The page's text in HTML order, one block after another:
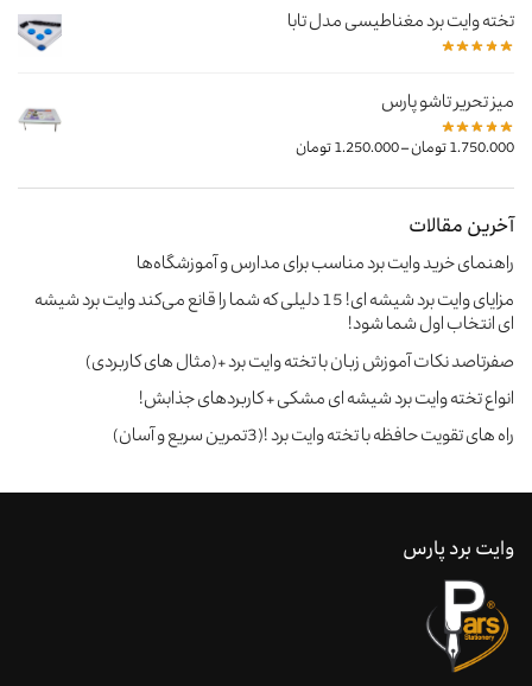
تخته وایت برد مغناطیسی مدل تابا
میز تحریر تاشو پارس
1.750.000تومان–
1.250.000تومان
آخرین مقالات
راهنمای خرید وایت‌ برد مناسب برای مدارس و آموزشگاه‌ها
مزایای وایت برد شیشه ای! 15 دلیلی که شما را قانع می‌کند وایت برد شیشه
ای انتخاب اول شما شود!
صفرتاصد نکات آموزش زبان با تخته وایت برد +(مثال های کاربردی)
انواع تخته وایت برد شیشه ای مشکی + کاربردهای جذابش!
راه های تقویت حافظه با تخته وایت برد !(3تمرین سریع و آسان)
وایت برد پارس